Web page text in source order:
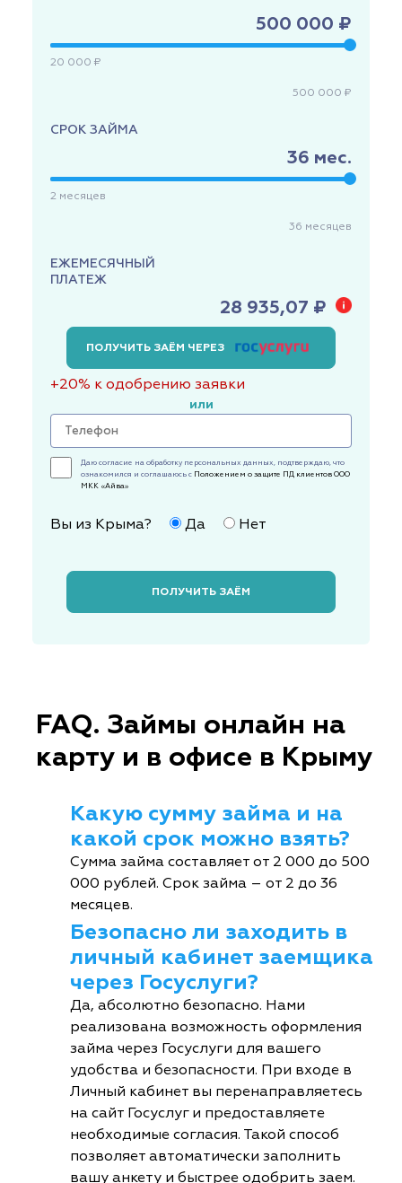
500 000 ₽
20 000 ₽
500 000 ₽
СРОК ЗАЙМА
36 мес.
2 месяцев
36 месяцев
ЕЖЕМЕСЯЧНЫЙ
ПЛАТЕЖ
28 935,07 ₽
ПОЛУЧИТЬ ЗАЁМ ЧЕРЕЗ
+20% к одобрению заявки
или
Даю согласие на обработку персональных данных, подтверждаю, что
ознакомился и соглашаюсь с Положением о защите ПД клиентов ООО
МКК «Айва»
Вы из Крыма? Да Нет
ПОЛУЧИТЬ ЗАЁМ
FAQ. Займы онлайн на
карту и в офисе в Крыму
Какую сумму займа и на
какой срок можно взять?
Сумма займа составляет от 2 000 до 500
000 рублей. Срок займа – от 2 до 36
месяцев.
Безопасно ли заходить в
личный кабинет заемщика
через Госуслуги?
Да, абсолютно безопасно. Нами
реализована возможность оформления
займа через Госуслуги для вашего
удобства и безопасности. При входе в
Личный кабинет вы перенаправляетесь
на сайт Госуслуг и предоставляете
необходимые согласия. Такой способ
позволяет автоматически заполнить
вашу анкету и быстрее одобрить заем.